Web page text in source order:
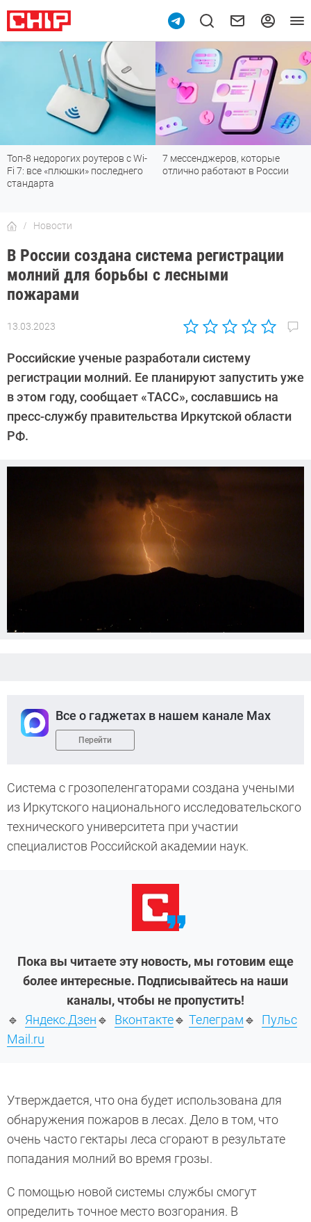
Топ-8 недорогих роутеров с Wi-
Fi 7: все «плюшки» последнего
стандарта
7 мессенджеров, которые
отлично работают в России
Новости
В России создана система регистрации
молний для борьбы с лесными
пожарами
13.03.2023
Автор:
Калашников
Российские ученые разработали систему
регистрации молний. Ее планируют запустить уже
в этом году, сообщает «ТАСС», сославшись на
пресс-службу правительства Иркутской области
РФ.
Все о гаджетах в нашем канале Max
Перейти
Система с грозопеленгаторами создана учеными
из Иркутского национального исследовательского
технического университета при участии
специалистов Российской академии наук.
Пока вы читаете эту новость, мы готовим еще
более интересные. Подписывайтесь на наши
каналы, чтобы не пропустить!
🔹 Яндекс.Дзен🔹 Вконтакте🔹 Телеграм🔹 Пульс
Mail.ru
Утверждается, что она будет использована для
обнаружения пожаров в лесах. Дело в том, что
очень часто гектары леса сгорают в результате
попадания молний во время грозы.
С помощью новой системы службы смогут
определить точное место возгорания. В